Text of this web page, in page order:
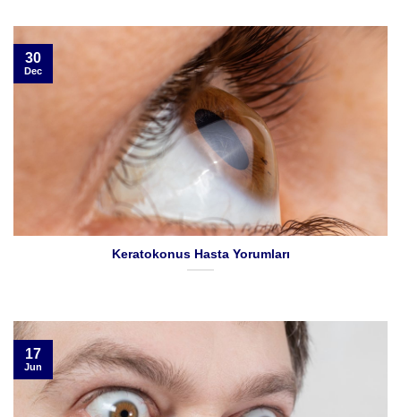
Keratokonus Hasta Yorumları
30
Dec
17
Jun